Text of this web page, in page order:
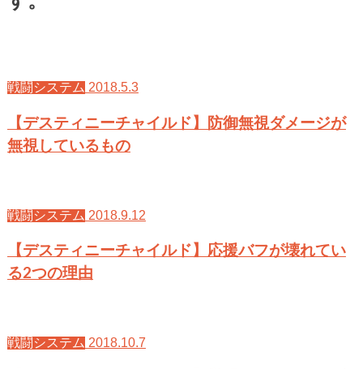
戦闘システム 2018.5.3
【デスティニーチャイルド】防御無視ダメージが
無視しているもの
戦闘システム 2018.9.12
【デスティニーチャイルド】応援バフが壊れてい
る2つの理由
戦闘システム 2018.10.7